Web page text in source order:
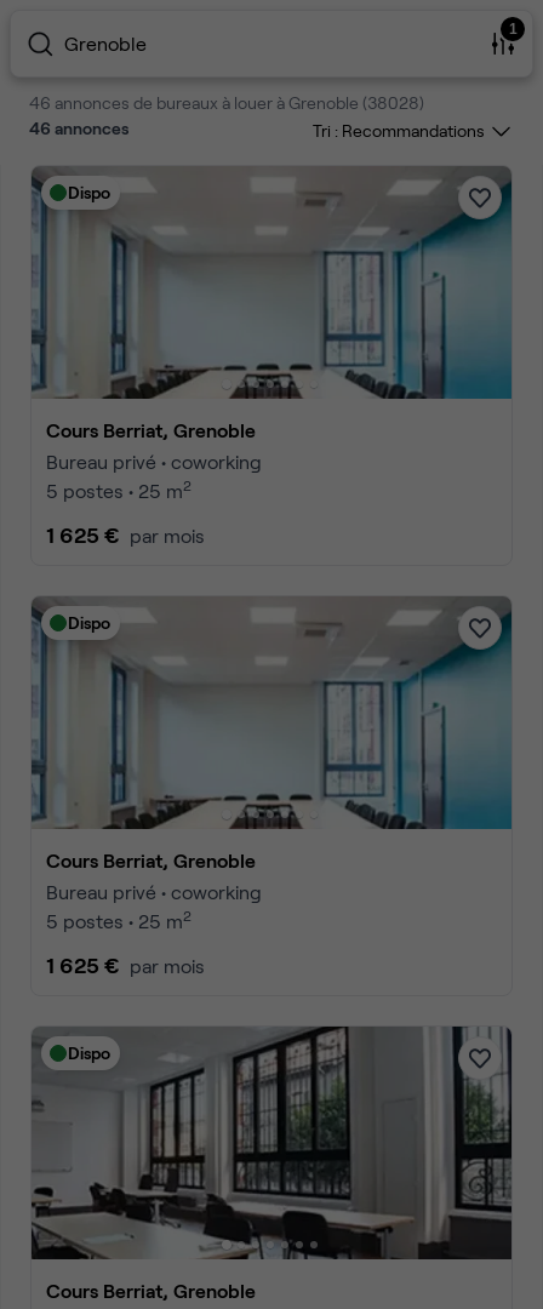
Grenoble
1
46 annonces de bureaux à louer à Grenoble (38028)
46 annonces Tri :
Dispo
Cours Berriat, Grenoble
Bureau privé • coworking
5 postes • 25 m2
1 625 € par mois
Dispo
Cours Berriat, Grenoble
Bureau privé • coworking
5 postes • 25 m2
1 625 € par mois
Dispo
Cours Berriat, Grenoble